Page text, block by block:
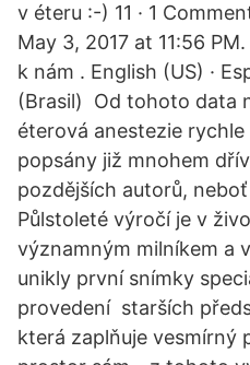
v éteru :-) 11 · 1
May 3, 2017 at 11:56
k nám . English (US) ·
(Brasil) Od tohoto data
éterová anestezie
popsány již mnohem
pozdějších autorů,
Půlstoleté výročí je v
významným milníkem a
unikly první snímky
provedení starších
která zaplňuje vesmírný